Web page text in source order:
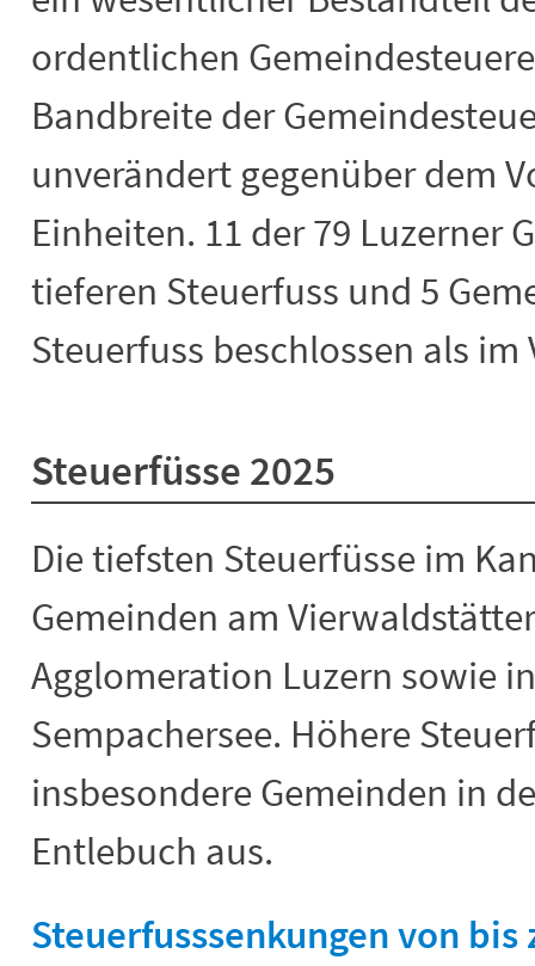
ordentlichen
Bandbreite der
unverändert gegenüber dem
Einheiten. 11 der 79 Luzerner
tieferen Steuerfuss und 5
Steuerfuss beschlossen als im
Steuerfüsse 2025
Die tiefsten Steuerfüsse im
Gemeinden am
Agglomeration Luzern sowie
Sempachersee. Höhere
insbesondere Gemeinden in
Entlebuch aus.
Steuerfusssenkungen von bis